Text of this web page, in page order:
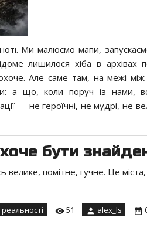
Ми малюємо мапи, запускаємо
лишилося хіба в архівах
Але саме там, на межі
а що, коли поруч із нами,
— не героїчні, не мудрі, не
хоче бути
велике, помітне, гучне. Це
реальності 51 alex_Is